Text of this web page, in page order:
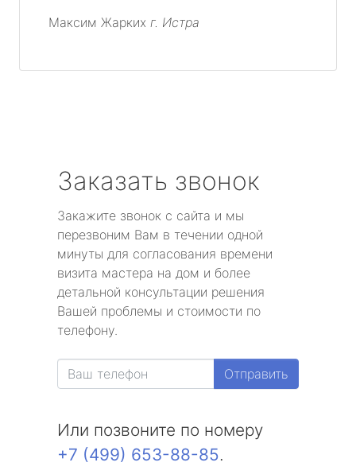
Максим Жарких г. Истра
Заказать звонок
Закажите звонок с сайта и мы
перезвоним Вам в течении одной
минуты для согласования времени
визита мастера на дом и более
детальной консультации решения
Вашей проблемы и стоимости по
телефону.
Отправить
Или позвоните по номеру
+7 (499) 653-88-85.